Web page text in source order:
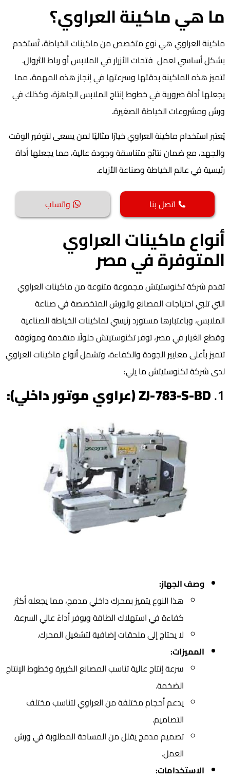
ما هي ماكينة العراوي؟
ماكينة العراوي هي نوع متخصص من ماكينات الخياطة، تُستخدم
بشكل أساسي لعمل فتحات الأزرار في الملابس أو رباط الثروال.
تتميز هذه الماكينة بدقتها وسرعتها في إنجاز هذه المهمة، مما
يجعلها أداة ضرورية في خطوط إنتاج الملابس الجاهزة، وكذلك في
ورش ومشروعات الخياطة الصغيرة.
يُعتبر استخدام ماكينة العراوي خيارًا مثاليًا لمن يسعى لتوفير الوقت
والجهد، مع ضمان نتائج متناسقة وجودة عالية، مما يجعلها أداة
رئيسية في عالم الخياطة وصناعة الأزياء.
اتصل بنا واتساب
أنواع ماكينات العراوي
المتوفرة في مصر
تقدم شركة تكنوستيتش مجموعة متنوعة من ماكينات العراوي
التي تلبي احتياجات المصانع والورش المتخصصة في صناعة
الملابس، وباعتبارها مستورد رئيسي لماكينات الخياطة الصناعية
وقطع الغيار في مصر، توفر تكنوستيتش حلولًا متقدمة وموثوقة
تتميز بأعلى معايير الجودة والكفاءة، وتشمل أنواع ماكينات العراوي
لدى شركة تكنوستيتش ما يلي:
1. ZJ-783-S-BD (عراوي موتور داخلي):
وصف الجهاز:
هذا النوع يتميز بمحرك داخلي مدمج، مما يجعله أكثر
كفاءة في استهلاك الطاقة ويوفر أداءً عالي السرعة.
لا يحتاج إلى ملحقات إضافية لتشغيل المحرك.
المميزات:
سرعة إنتاج عالية تناسب المصانع الكبيرة وخطوط الإنتاج
الضخمة.
يدعم أحجام مختلفة من العراوي لتناسب مختلف
التصاميم.
تصميم مدمج يقلل من المساحة المطلوبة في ورش
العمل.
الاستخدامات: